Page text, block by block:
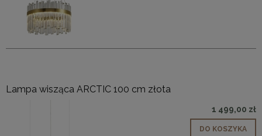
Lampa wisząca ARCTIC 100 cm złota
1 499,00 zł
DO KOSZYKA